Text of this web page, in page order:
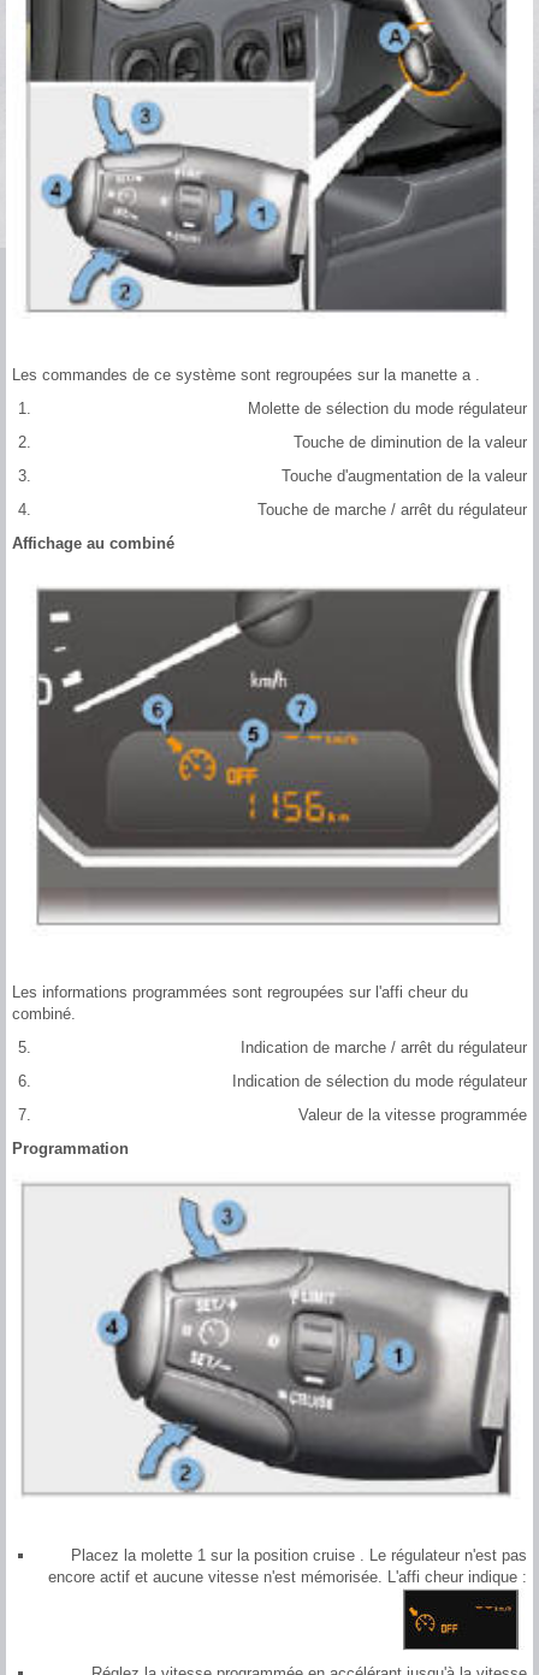
Les commandes de ce système sont regroupées sur la manette a .
Molette de sélection du mode régulateur
Touche de diminution de la valeur
Touche d'augmentation de la valeur
Touche de marche / arrêt du régulateur
Affichage au combiné
Les informations programmées sont regroupées sur l'affi cheur du
combiné.
Indication de marche / arrêt du régulateur
Indication de sélection du mode régulateur
Valeur de la vitesse programmée
Programmation
Placez la molette 1 sur la position cruise . Le régulateur n'est pas
encore actif et aucune vitesse n'est mémorisée. L'affi cheur indique :